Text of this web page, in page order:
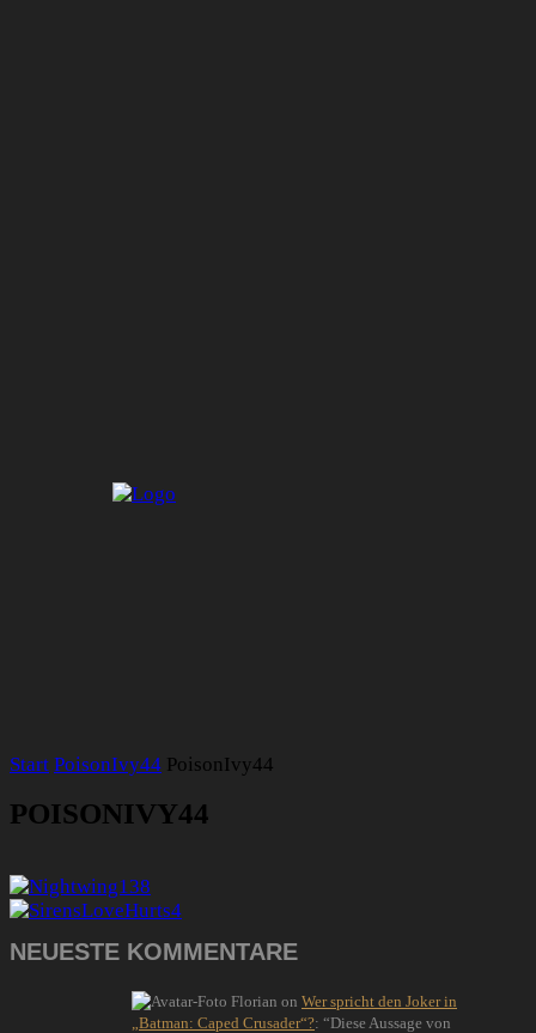
Start PoisonIvy44 PoisonIvy44
POISONIVY44
NEUESTE KOMMENTARE
Florian on Wer spricht den Joker in
„Batman: Caped Crusader“?: “Diese Aussage von